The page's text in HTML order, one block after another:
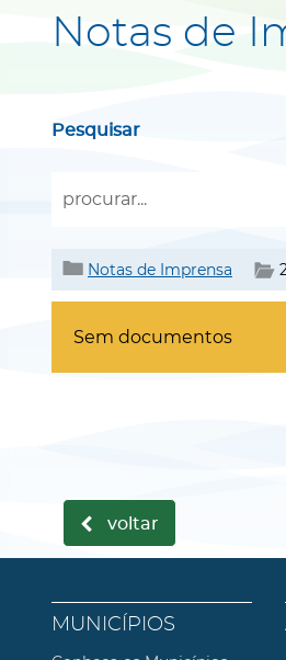
Notas de
Pesquisar
Notas de Imprensa
Sem documentos
voltar
MUNICÍPIOS